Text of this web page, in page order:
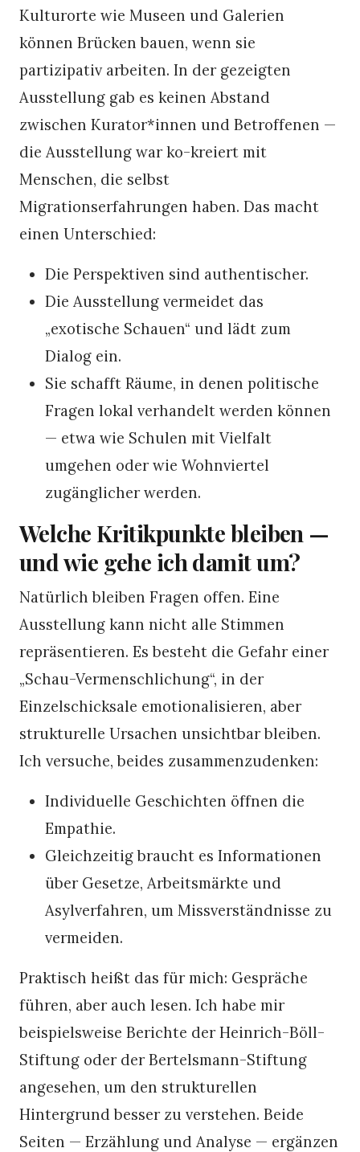
Kulturorte wie Museen und Galerien
können Brücken bauen, wenn sie
partizipativ arbeiten. In der gezeigten
Ausstellung gab es keinen Abstand
zwischen Kurator*innen und Betroffenen —
die Ausstellung war ko-kreiert mit
Menschen, die selbst
Migrationserfahrungen haben. Das macht
einen Unterschied:
Die Perspektiven sind authentischer.
Die Ausstellung vermeidet das
„exotische Schauen“ und lädt zum
Dialog ein.
Sie schafft Räume, in denen politische
Fragen lokal verhandelt werden können
— etwa wie Schulen mit Vielfalt
umgehen oder wie Wohnviertel
zugänglicher werden.
Welche Kritikpunkte bleiben —
und wie gehe ich damit um?
Natürlich bleiben Fragen offen. Eine
Ausstellung kann nicht alle Stimmen
repräsentieren. Es besteht die Gefahr einer
„Schau-Vermenschlichung“, in der
Einzelschicksale emotionalisieren, aber
strukturelle Ursachen unsichtbar bleiben.
Ich versuche, beides zusammenzudenken:
Individuelle Geschichten öffnen die
Empathie.
Gleichzeitig braucht es Informationen
über Gesetze, Arbeitsmärkte und
Asylverfahren, um Missverständnisse zu
vermeiden.
Praktisch heißt das für mich: Gespräche
führen, aber auch lesen. Ich habe mir
beispielsweise Berichte der Heinrich-Böll-
Stiftung oder der Bertelsmann-Stiftung
angesehen, um den strukturellen
Hintergrund besser zu verstehen. Beide
Seiten — Erzählung und Analyse — ergänzen